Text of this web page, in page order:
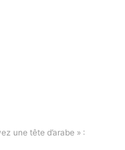
une tête d’arabe » :